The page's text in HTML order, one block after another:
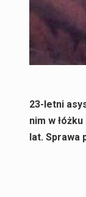
23-letni
nim w
lat. Sprawa